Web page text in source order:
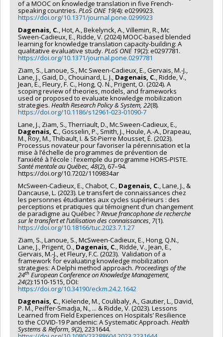
les décisions prises dans les organisations de soins tout en
contribuant aux meilleures prises de décisions par les
et s’adapte au contexte national et local qui évolue sans
cesse, nécessitant une évolution des devis de recherche
pour répondre aux interventions nouvelles et questions de
recherche qu’elles suscitent.
of a MOOC on knowledge translation in five French-
speaking countries. PLoS ONE 19(4): e0299923.
https://doi.org/10.1371/journal.pone.0299923
Dagenais, C. , Hot, A., Bekelynck, A., Villemin, R., Mc
Sween-Cadieux, E., Ridde, V. (2024) MOOC-based blended
learning for knowledge translation capacity-building: A
qualitative evaluative study. PLoS ONE 19(2): e0297781.
https://doi.org/10.1371/journal.pone.0297781
Ziam, S., Lanoue, S., Mc Sween-Cadieux, E., Gervais, M.-J.,
Lane, J., Gaid, D., Chouinard, L. J., Dagenais, C. , Ridde, V.,
Jean, E., Fleury, F. C., Hong, Q. N., Prigent, O. (2024). A
scoping review of theories, models, and frameworks
used or proposed to evaluate knowledge mobilization
strategies. Health Research Policy & System, 22(8).
https://doi.org/10.1186/s12961-023-01090-7
Lane, J., Ziam, S., Therriault, D., Mc.Sween-Cadieux, E.,
Dagenais, C. , Gosselin, P., Smith, J., Houle, A.-A., Drapeau,
M., Roy, M., Thibault, I. & St-Pierre Mousset, É. (2023).
Processus novateur pour favoriser la pérennisation et la
mise à l’échelle de programmes de prévention de
l’anxiété à l’école : l’exemple du programme HORS-PISTE.
Santé mentale au Québec, 48(2), 67–94.
https://doi.org/10.7202/1109834ar
McSween-Cadieux, E., Chabot, C., Dagenais, C. , Lane, J., &
Dancause, L. (2023). Le transfert de connaissances chez
les personnes étudiantes aux cycles supérieurs : des
perceptions et pratiques qui témoignent d’un changement
de paradigme au Québec ?Revue francophone de recherche
sur le transfert et l’utilisation des connaissances 7(1).
https://doi.org/10.18166/tuc.2023.7.1.27
Ziam, S., Lanoue, S., McSween-Cadieux, E., Hong, Q.N.,
Lane, J., Prigent, O., Dagenais, C. , Ridde, V., Jean, E.,
Gervais, M.-J., et Fleury, F.C. (2023). Validation of a
framework for evaluating knowledge mobilization
strategies: A Delphi method approach. Proceedings of the
24th European Conference on Knowledge Management,
24(2):1510-1515, DOI:
https://doi.org/10.34190/eckm.24.2.1642
Dagenais, C. , Kielende, M., Coulibaly, A., Gautier, L., David,
P. M., Peiffer-Smadja, N., ... & Ridde, V. (2023). Lessons
Learned from Field Experiences on Hospitals’ Resilience
to the COVID-19 Pandemic: A Systematic Approach. Health
Systems & Reform 9(2), 2231644.